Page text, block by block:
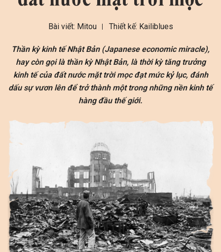
Bài viết: Mitou Thiết kế: Kailiblues
Thần kỳ kinh tế Nhật Bản (Japanese economic miracle),
hay còn gọi là thần kỳ Nhật Bản, là thời kỳ tăng trưởng
kinh tế của đất nước mặt trời mọc đạt mức kỷ lục, đánh
dấu sự vươn lên để trở thành một trong những nền kinh tế
hàng đầu thế giới.